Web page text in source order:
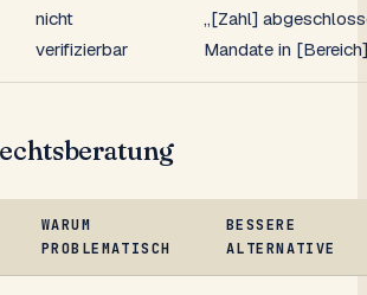
nicht
verifizierbar
„[Zahl]
Mandate in
WARUM
PROBLEMATISCH
BESSERE
ALTERNATIVE